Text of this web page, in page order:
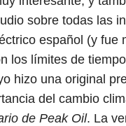
sobre todas las
español (y fue
los límites de
hizo una original
del cambio
de Peak Oil. La